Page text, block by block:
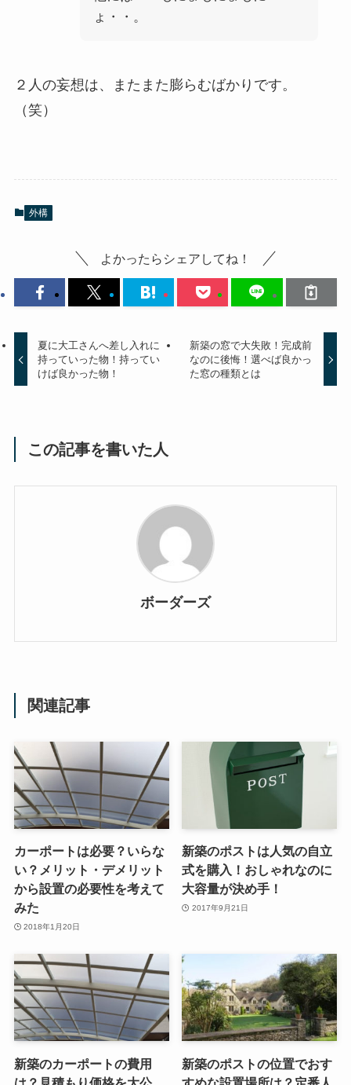
ょ・・。
２人の妄想は、またまた膨らむばかりです。
（笑）
外構
よかったらシェアしてね！
夏に大工さんへ差し入れに
持っていった物！持ってい
けば良かった物！
新築の窓で大失敗！完成前
なのに後悔！選べば良かっ
た窓の種類とは
この記事を書いた人
ボーダーズ
関連記事
カーポートは必要？いらな
い？メリット・デメリット
から設置の必要性を考えて
みた
2018年1月20日
新築のポストは人気の自立
式を購入！おしゃれなのに
大容量が決め手！
2017年9月21日
新築のカーポートの費用
新築のポストの位置でおす